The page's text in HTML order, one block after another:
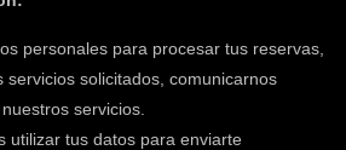
personales para procesar tus reservas,
servicios solicitados, comunicarnos
servicios.
utilizar tus datos para enviarte